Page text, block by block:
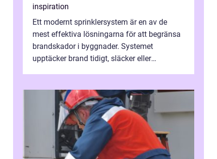
inspiration
Ett modernt sprinklersystem är en av de
mest effektiva lösningarna för att begränsa
brandskador i byggnader. Systemet
upptäcker brand tidigt, släcker eller